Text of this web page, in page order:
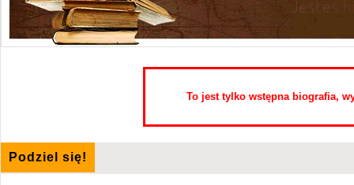
To jest tylko wstępna biografia,
Podziel się!